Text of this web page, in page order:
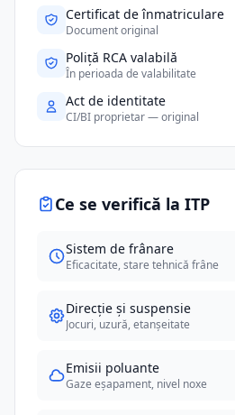
Certificat de înmatriculare
Document original
Poliță RCA valabilă
În perioada de valabilitate
Act de identitate
CI/BI proprietar — original
Ce se verifică la ITP
Sistem de frânare
Eficacitate, stare tehnică frâne
Direcție și suspensie
Jocuri, uzură, etanșeitate
Emisii poluante
Gaze eșapament, nivel noxe